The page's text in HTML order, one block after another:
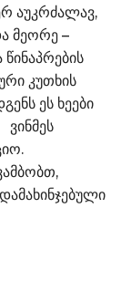
აუკრძალავ,
მეორე –
კუთხის
ეს ხეები